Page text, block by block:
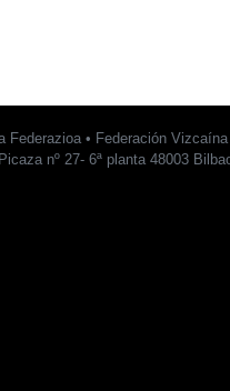
Federazioa • Federación
nº 27- 6ª planta 48003